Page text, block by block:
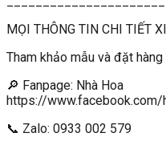
MỌI THÔNG TIN CHI TIẾT
Tham khảo mẫu và đặt hàng
🔎 Fanpage: Nhà Hoa
https://www.facebook.com/
📞 Zalo: 0933 002 579